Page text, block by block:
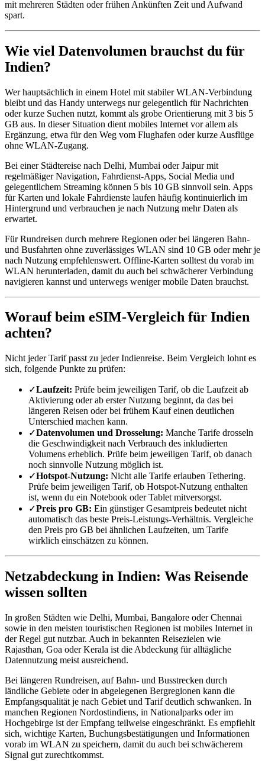
mit mehreren Städten oder frühen Ankünften Zeit und Aufwand
spart.
Wie viel Datenvolumen brauchst du für
Indien?
Wer hauptsächlich in einem Hotel mit stabiler WLAN-Verbindung
bleibt und das Handy unterwegs nur gelegentlich für Nachrichten
oder kurze Suchen nutzt, kommt als grobe Orientierung mit 3 bis 5
GB aus. In dieser Situation dient mobiles Internet vor allem als
Ergänzung, etwa für den Weg vom Flughafen oder kurze Ausflüge
ohne WLAN-Zugang.
Bei einer Städtereise nach Delhi, Mumbai oder Jaipur mit
regelmäßiger Navigation, Fahrdienst-Apps, Social Media und
gelegentlichem Streaming können 5 bis 10 GB sinnvoll sein. Apps
für Karten und lokale Fahrdienste laufen häufig kontinuierlich im
Hintergrund und verbrauchen je nach Nutzung mehr Daten als
erwartet.
Für Rundreisen durch mehrere Regionen oder bei längeren Bahn-
und Busfahrten ohne zuverlässiges WLAN sind 10 GB oder mehr je
nach Nutzung empfehlenswert. Offline-Karten solltest du vorab im
WLAN herunterladen, damit du auch bei schwächerer Verbindung
navigieren kannst und unterwegs weniger mobile Daten brauchst.
Worauf beim eSIM-Vergleich für Indien
achten?
Nicht jeder Tarif passt zu jeder Indienreise. Beim Vergleich lohnt es
sich, folgende Punkte zu prüfen:
✓Laufzeit: Prüfe beim jeweiligen Tarif, ob die Laufzeit ab
Aktivierung oder ab erster Nutzung beginnt, da das bei
längeren Reisen oder bei frühem Kauf einen deutlichen
Unterschied machen kann.
✓Datenvolumen und Drosselung: Manche Tarife drosseln
die Geschwindigkeit nach Verbrauch des inkludierten
Volumens erheblich. Prüfe beim jeweiligen Tarif, ob danach
noch sinnvolle Nutzung möglich ist.
✓Hotspot-Nutzung: Nicht alle Tarife erlauben Tethering.
Prüfe beim jeweiligen Tarif, ob Hotspot-Nutzung enthalten
ist, wenn du ein Notebook oder Tablet mitversorgst.
✓Preis pro GB: Ein günstiger Gesamtpreis bedeutet nicht
automatisch das beste Preis-Leistungs-Verhältnis. Vergleiche
den Preis pro GB bei ähnlichen Laufzeiten, um Tarife
wirklich einschätzen zu können.
Netzabdeckung in Indien: Was Reisende
wissen sollten
In großen Städten wie Delhi, Mumbai, Bangalore oder Chennai
sowie in den meisten touristischen Regionen ist mobiles Internet in
der Regel gut nutzbar. Auch in bekannten Reisezielen wie
Rajasthan, Goa oder Kerala ist die Abdeckung für alltägliche
Datennutzung meist ausreichend.
Bei längeren Rundreisen, auf Bahn- und Busstrecken durch
ländliche Gebiete oder in abgelegenen Bergregionen kann die
Empfangsqualität je nach Gebiet und Tarif deutlich schwanken. In
manchen Regionen Nordostindiens, in Nationalparks oder im
Hochgebirge ist der Empfang teilweise eingeschränkt. Es empfiehlt
sich, wichtige Karten, Buchungsbestätigungen und Informationen
vorab im WLAN zu speichern, damit du auch bei schwächerem
Signal gut zurechtkommst.